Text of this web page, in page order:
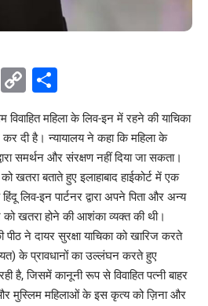
Telegram
Copy
Link
विवाहित महिला के लिव-इन में रहने की याचिका
कर दी है। न्यायालय ने कहा कि महिला के
समर्थन और संरक्षण नहीं दिया जा सकता।
खतरा बताते हुए इलाहाबाद हाईकोर्ट में एक
लिव-इन पार्टनर द्वारा अपने पिता और अन्य
को खतरा होने की आशंका व्यक्त की थी।
ने दायर सुरक्षा याचिका को खारिज करते
के प्रावधानों का उल्लंघन करते हुए
है, जिसमें कानूनी रूप से विवाहित पत्नी बाहर
मुस्लिम महिलाओं के इस कृत्य को ज़िना और